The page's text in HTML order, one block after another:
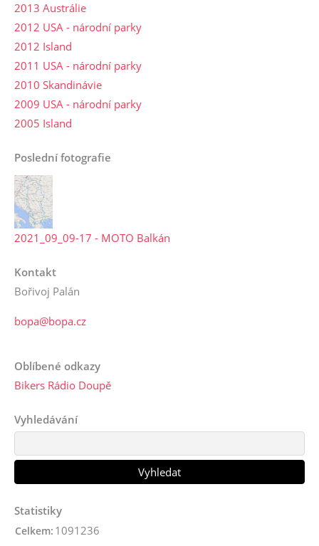
2013 Austrálie
2012 USA - národní parky
2012 Island
2011 USA - národní parky
2010 Skandinávie
2009 USA - národní parky
2005 Island
Poslední fotografie
2021_09_09-17 - MOTO Balkán
Kontakt
Bořivoj Palán
bopa@bopa.cz
Oblíbené odkazy
Bikers Rádio Doupě
Vyhledávání
Statistiky
Celkem: 1091236